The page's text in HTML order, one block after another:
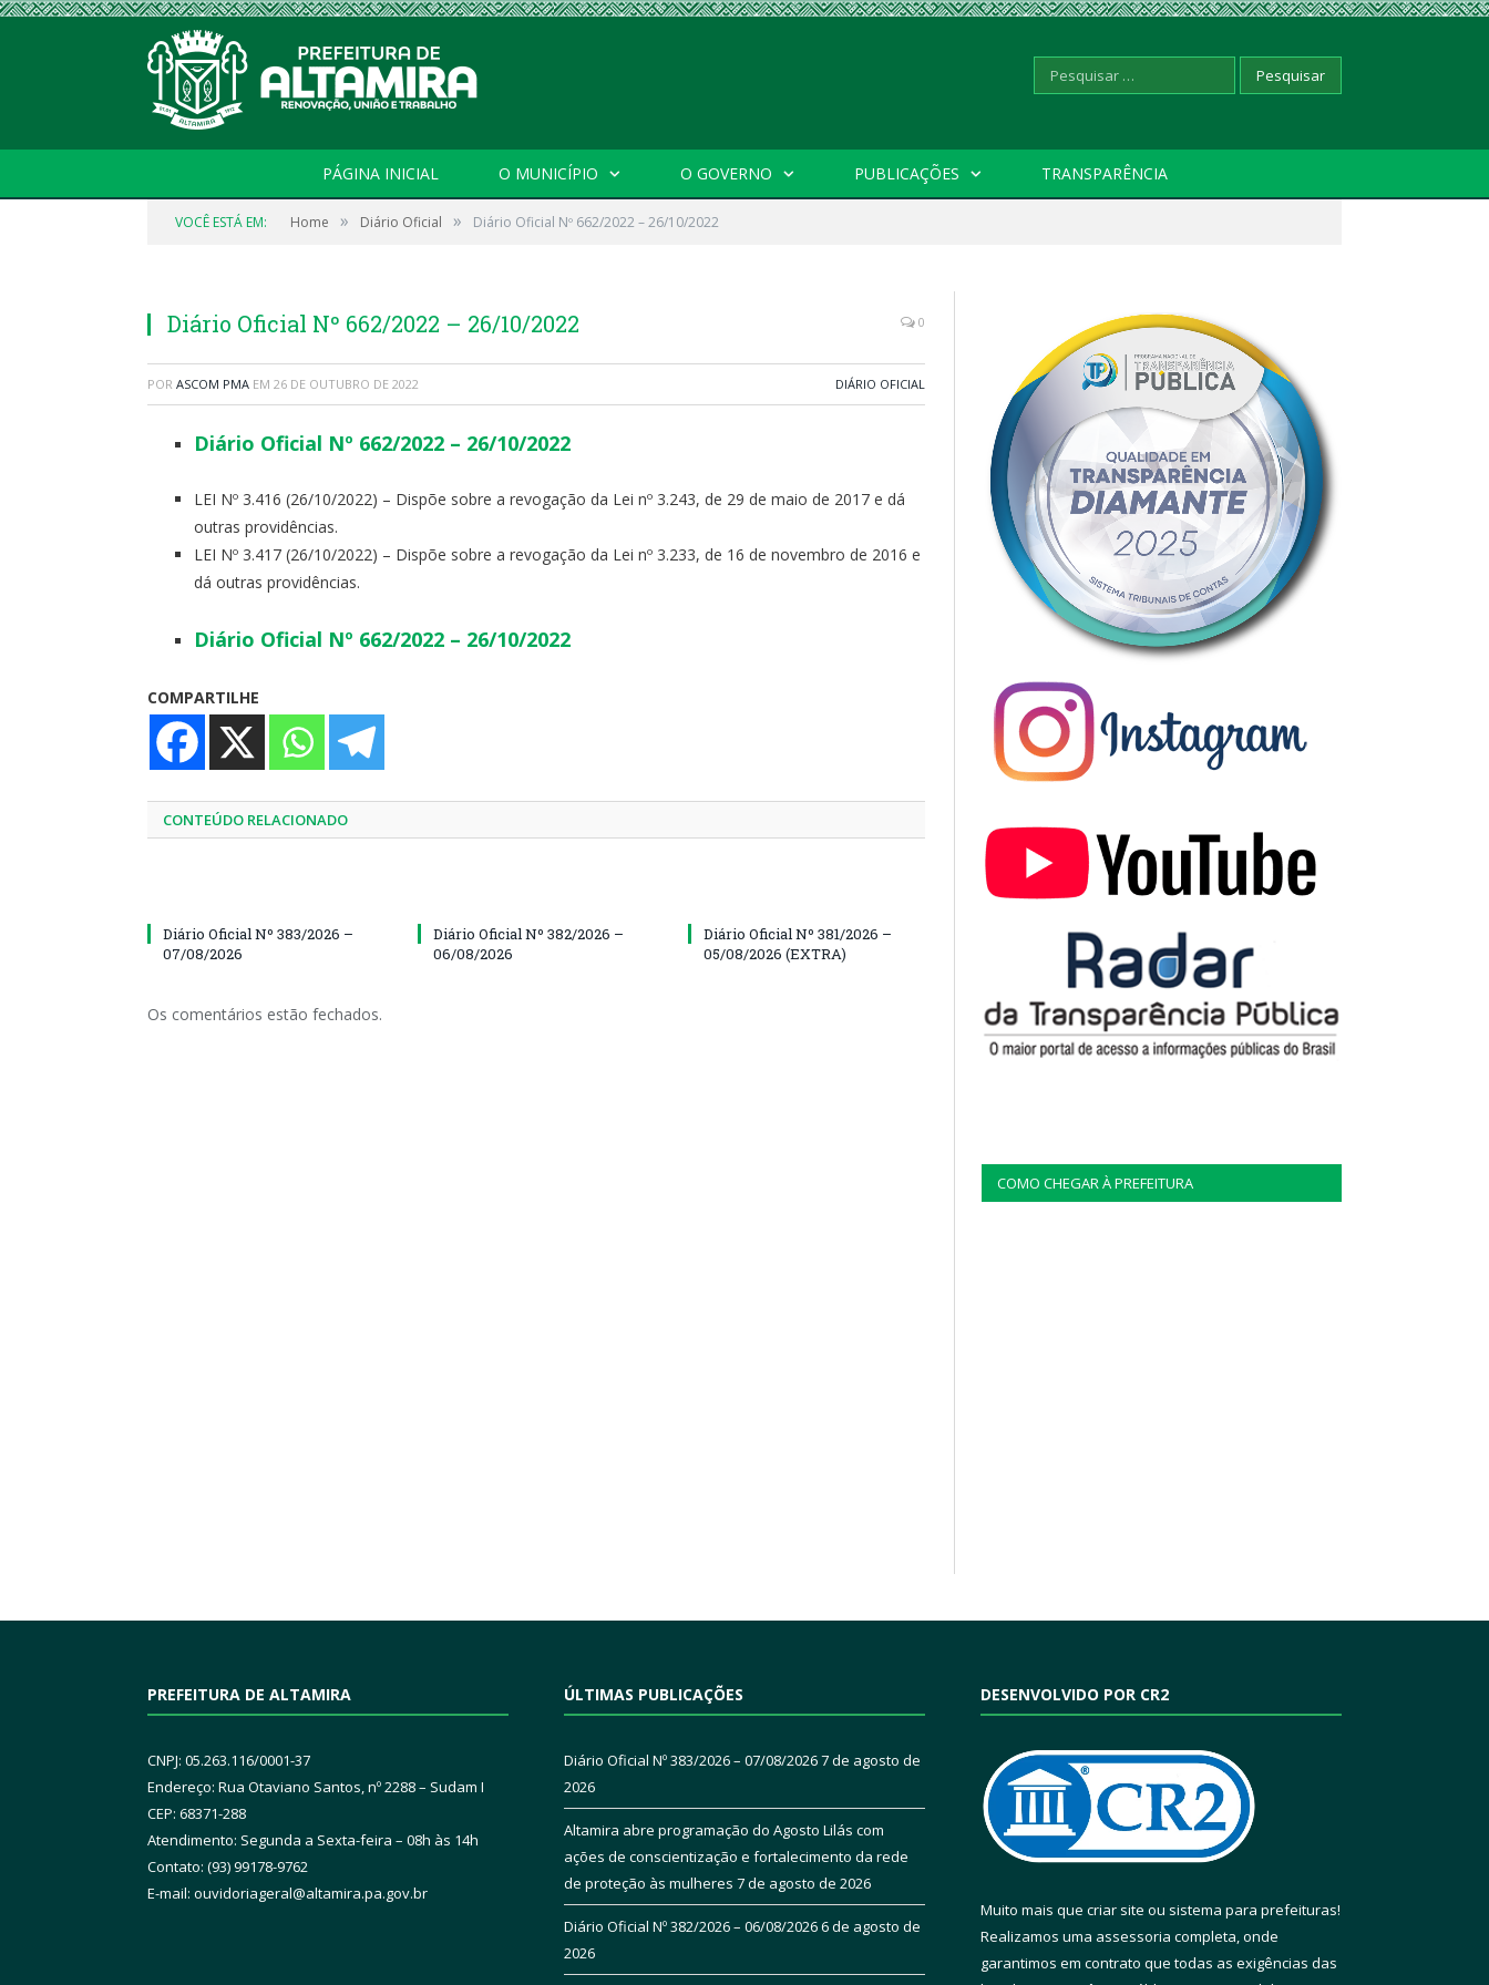
Pesquisar
PÁGINA INICIAL O MUNICÍPIO O GOVERNO PUBLICAÇÕES TRANSPARÊNCIA
VOCÊ ESTÁ EM: Home » Diário Oficial » Diário Oficial Nº 662/2022 – 26/10/2022
Diário Oficial Nº 662/2022 – 26/10/2022 0
POR ASCOM PMA EM 26 DE OUTUBRO DE 2022 DIÁRIO OFICIAL
Diário Oficial Nº 662/2022 – 26/10/2022
LEI Nº 3.416 (26/10/2022) – Dispõe sobre a revogação da Lei nº 3.243, de 29 de maio de 2017 e dá
outras providências.
LEI Nº 3.417 (26/10/2022) – Dispõe sobre a revogação da Lei nº 3.233, de 16 de novembro de 2016 e
dá outras providências.
Diário Oficial Nº 662/2022 – 26/10/2022
COMPARTILHE
CONTEÚDO RELACIONADO
Diário Oficial Nº 383/2026 –
07/08/2026
Diário Oficial Nº 382/2026 –
06/08/2026
Diário Oficial Nº 381/2026 –
05/08/2026 (EXTRA)
Os comentários estão fechados.
COMO CHEGAR À PREFEITURA
PREFEITURA DE ALTAMIRA
CNPJ: 05.263.116/0001-37
Endereço: Rua Otaviano Santos, nº 2288 – Sudam I
CEP: 68371-288
Atendimento: Segunda a Sexta-feira – 08h às 14h
Contato: (93) 99178-9762
E-mail: ouvidoriageral@altamira.pa.gov.br
ÚLTIMAS PUBLICAÇÕES
Diário Oficial Nº 383/2026 – 07/08/20267 de agosto de
2026
Altamira abre programação do Agosto Lilás com
ações de conscientização e fortalecimento da rede
de proteção às mulheres 7 de agosto de 2026
Diário Oficial Nº 382/2026 – 06/08/20266 de agosto de
2026
DESENVOLVIDO POR CR2
Muito mais que criar site ou sistema para prefeituras!
Realizamos uma assessoria completa, onde
garantimos em contrato que todas as exigências das